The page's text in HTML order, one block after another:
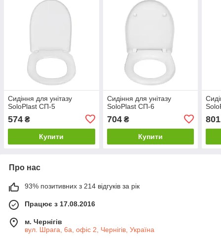
Сидіння для унітазу
SoloPlast СП-5
574 ₴
Купити
Сидіння для унітазу
SoloPlast СП-6
704₴
Купити
801
Про нас
93% позитивних з 214 відгуків за рік
Працює з 17.08.2016
м. Чернігів
вул. Шрага, 6а, офіс 2, Чернігів, Україна